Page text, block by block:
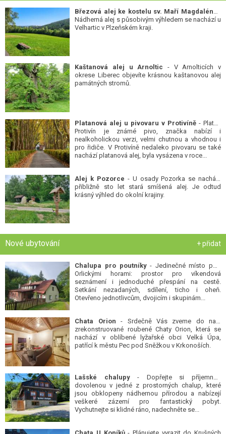
Nádherná alej s působivým výhledem se nachází u
Velhartic v Plzeňském kraji.
Kaštanová alej u Arnoltic - V Arnolticích v
okrese Liberec objevíte krásnou kaštanovou alej
památných stromů.
Platanová alej u pivovaru v Protivíně - Platan
Protivín je známé pivo, značka nabízí i
nealkoholickou verzi, velmi chutnou a vhodnou i
pro řidiče. V Protivíně nedaleko pivovaru se také
nachází platanová alej, byla vysázena v roce...
Alej k Pozorce - U osady Pozorka se nachází
přibližně sto let stará smíšená alej. Je odtud
krásný výhled do okolní krajiny.
Nové ubytování + přidat
Chalupa pro poutníky- Jedinečné místo pod
Orlickými horami: prostor pro víkendová
seznámení i jednoduché přespání na cestě.
Setkání nezadaných, sdílení, ticho i oheň.
Otevřeno jednotlivcům, dvojicím i skupinám...
Chata Orion - Srdečně Vás zveme do naší
zrekonstruované roubené Chaty Orion, která se
nachází v oblíbené lyžařské obci Velká Úpa,
patřící k městu Pec pod Sněžkou v Krkonoších.
Lašské chalupy- Dopřejte si příjemnou
dovolenou v jedné z prostorných chalup, které
jsou obklopeny nádhernou přírodou a nabízejí
veškeré zázemí pro fantastický pobyt.
Vychutnejte si klidné ráno, nadechněte se...